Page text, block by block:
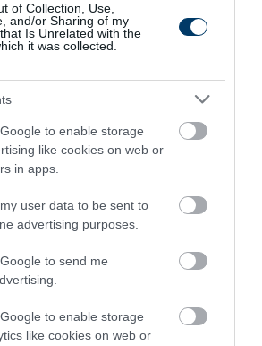
of Collection, Use,
and/or Sharing of my
Is Unrelated with the
it was collected.
to enable storage
like cookies on web or
in apps.
user data to be sent to
advertising purposes.
to send me
to enable storage
like cookies on web or
All The Worms In The Body